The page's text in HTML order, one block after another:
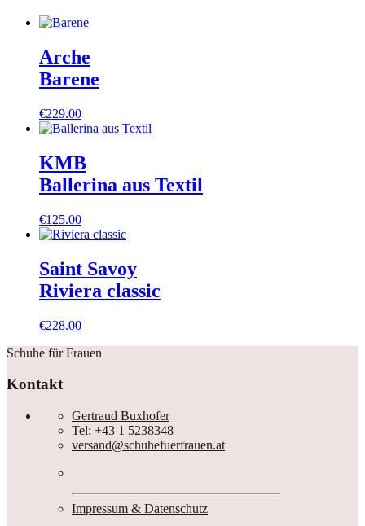
Arche
Barene
€229.00
KMB
Ballerina aus Textil
€125.00
Saint Savoy
Riviera classic
€228.00
Schuhe für Frauen
Kontakt
Gertraud Buxhofer
Tel: +43 1 5238348
versand@schuhefuerfrauen.at
Impressum & Datenschutz